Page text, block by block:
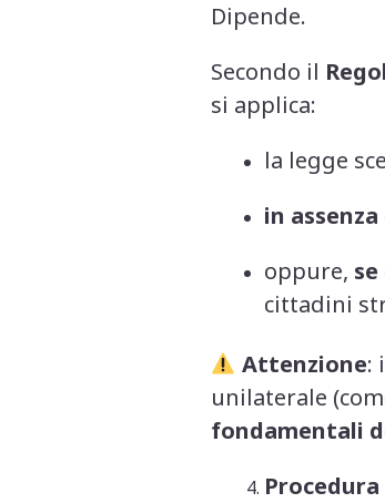
Dipende.
Secondo il
si applica:
la legge
in
oppure,
cittadini
Attenzione:
unilaterale
fondamentali